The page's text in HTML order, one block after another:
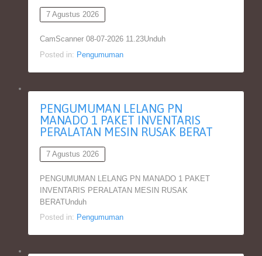
7 Agustus 2026
CamScanner 08-07-2026 11.23Unduh
Posted in: Pengumuman
PENGUMUMAN LELANG PN
MANADO 1 PAKET INVENTARIS
PERALATAN MESIN RUSAK BERAT
7 Agustus 2026
PENGUMUMAN LELANG PN MANADO 1 PAKET
INVENTARIS PERALATAN MESIN RUSAK
BERATUnduh
Posted in: Pengumuman